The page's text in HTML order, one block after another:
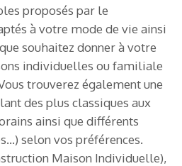
proposés par le
à votre mode de vie ainsi
souhaitez donner à votre
individuelles ou familiale
trouverez également une
des plus classiques aux
ainsi que différents
selon vos préférences.
Maison Individuelle),